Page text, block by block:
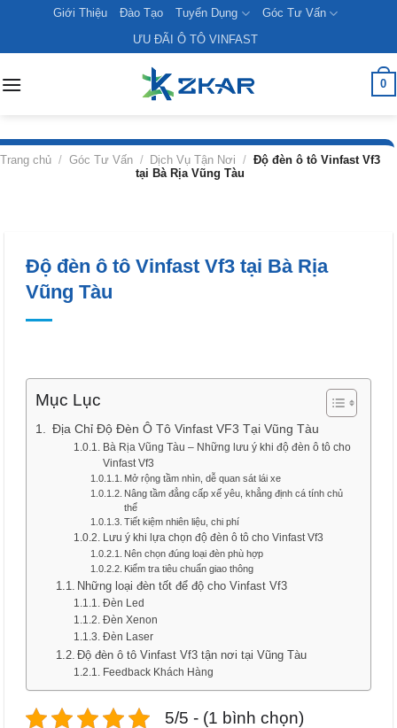
content
Giới Thiệu Đào Tạo Tuyển Dụng
Góc Tư Vấn
ƯU ĐÃI Ô TÔ VINFAST
0
Trang chủ / Góc Tư Vấn / Dịch Vụ Tận Nơi / Độ đèn ô tô Vinfast Vf3
tại Bà Rịa Vũng Tàu
Độ đèn ô tô Vinfast Vf3 tại Bà Rịa
Vũng Tàu
Mục Lục
Địa Chỉ Độ Đèn Ô Tô Vinfast VF3 Tại Vũng Tàu
Bà Rịa Vũng Tàu – Những lưu ý khi độ đèn ô tô cho
Vinfast Vf3
Mở rộng tầm nhìn, dễ quan sát lái xe
Nâng tầm đẳng cấp xế yêu, khẳng định cá tính chủ
thể
Tiết kiệm nhiên liệu, chi phí
Lưu ý khi lựa chọn độ đèn ô tô cho Vinfast Vf3
Nên chọn đúng loại đèn phù hợp
Kiểm tra tiêu chuẩn giao thông
Những loại đèn tốt để độ cho Vinfast Vf3
Đèn Led
Đèn Xenon
Đèn Laser
Độ đèn ô tô Vinfast Vf3 tận nơi tại Vũng Tàu
Feedback Khách Hàng
5/5 - (1 bình chọn)